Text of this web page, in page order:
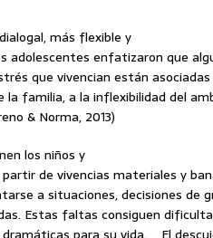
más flexible y
adolescentes enfatizaron que
que vivencian están
la familia, a la inflexibilidad del
& Norma, 2013)
los niños y
de vivencias materiales y
a situaciones, decisiones de
Estas faltas consiguen